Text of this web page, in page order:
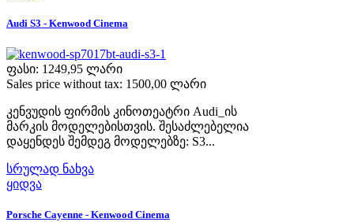
Audi S3 - Kenwood Cinema
ფასი: 1249,95 ლარი
Sales price without tax: 1500,00 ლარი
კენვუდის ფირმის კინოთეატრი Audi_ის
მარკის მოდელებისთვის. შესაძლებელია
დაყენდეს შემდეგ მოდელებზე: S3...
სრულად ნახვა
ყიდვა
Porsche Cayenne - Kenwood Cinema